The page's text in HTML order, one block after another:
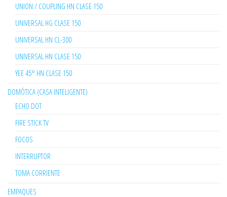
UNION / COUPLING HN CLASE 150
UNIVERSAL HG CLASE 150
UNIVERSAL HN CL-300
UNIVERSAL HN CLASE 150
YEE 45° HN CLASE 150
DOMÓTICA (CASA INTELIGENTE)
ECHO DOT
FIRE STICK TV
FOCOS
INTERRUPTOR
TOMA CORRIENTE
EMPAQUES